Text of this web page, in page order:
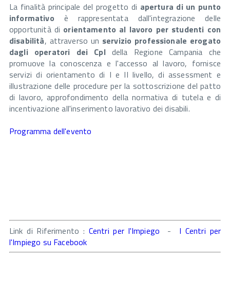
La finalità principale del progetto di apertura di un punto
informativo è rappresentata dall'integrazione delle
opportunità di orientamento al lavoro per studenti con
disabilità, attraverso un servizio professionale erogato
dagli operatori dei CpIdella Regione Campania che
promuove la conoscenza e l'accesso al lavoro, fornisce
servizi di orientamento di I e II livello, di assessment e
illustrazione delle procedure per la sottoscrizione del patto
di lavoro, approfondimento della normativa di tutela e di
incentivazione all'inserimento lavorativo dei disabili.
Programma dell'evento
Link di Riferimento : Centri per l'Impiego - I Centri per
l'Impiego su Facebook